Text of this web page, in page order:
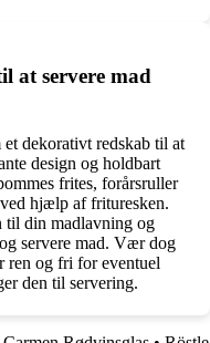
at servere mad
et dekorativt redskab til at
design og holdbart
frites, forårsruller
hjælp af frituresken.
til din madlavning og
servere mad. Vær dog
ren og fri for eventuel
den til servering.